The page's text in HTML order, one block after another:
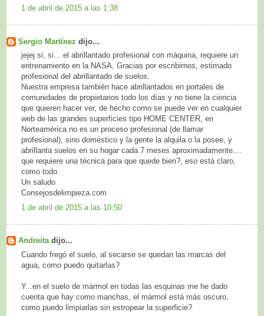
1 de abril de 2015 a las 1:38
Sergio Martínez dijo...
jejej si, si... el abrillantado profesional con máquina, requiere un
entrenamiento en la NASA, Gracias por escribirnos, estimado
profesional del abrillantado de suelos.
Nuestra empresa también hace abrillantados en portales de
comunidades de propietarios todo los días y no tiene la ciencia
que quieren hacer ver, de hecho como se puede ver en cualquier
web de las grandes superficies tipo HOME CENTER, en
Norteamérica no es un proceso profesional (de llamar
profesional), sino doméstico y la gente la alquila o la posee, y
abrillanta suelos en su hogar cada 7 meses aproximadamente....
que requiere una técnica para que quede bien?, eso está claro,
como todo.
Un saludo
Consejosdelimpieza.com
1 de abril de 2015 a las 10:50
Andreita dijo...
Cuando fregó el suelo, al secarse se quedan las marcas del
agua, como puedo quitarlas?
Y...en el suelo de mármol en todas las esquinas me he dado
cuenta que hay como manchas, el mármol está más oscuro,
como puedo limpiarlas sin estropear la superficie?